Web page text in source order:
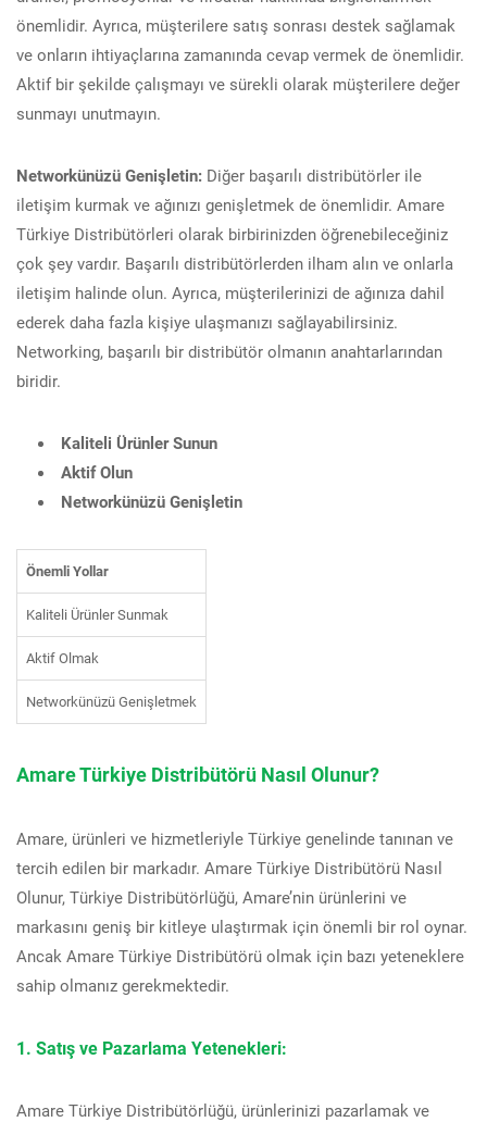
önemlidir. Ayrıca, müşterilere satış sonrası destek sağlamak
ve onların ihtiyaçlarına zamanında cevap vermek de önemlidir.
Aktif bir şekilde çalışmayı ve sürekli olarak müşterilere değer
sunmayı unutmayın.
Networkünüzü Genişletin: Diğer başarılı distribütörler ile
iletişim kurmak ve ağınızı genişletmek de önemlidir. Amare
Türkiye Distribütörleri olarak birbirinizden öğrenebileceğiniz
çok şey vardır. Başarılı distribütörlerden ilham alın ve onlarla
iletişim halinde olun. Ayrıca, müşterilerinizi de ağınıza dahil
ederek daha fazla kişiye ulaşmanızı sağlayabilirsiniz.
Networking, başarılı bir distribütör olmanın anahtarlarından
biridir.
Kaliteli Ürünler Sunun
Aktif Olun
Networkünüzü Genişletin
Önemli Yollar
Kaliteli Ürünler Sunmak
Aktif Olmak
Networkünüzü Genişletmek
Amare Türkiye Distribütörü Nasıl Olunur?
Amare, ürünleri ve hizmetleriyle Türkiye genelinde tanınan ve
tercih edilen bir markadır. Amare Türkiye Distribütörü Nasıl
Olunur, Türkiye Distribütörlüğü, Amare’nin ürünlerini ve
markasını geniş bir kitleye ulaştırmak için önemli bir rol oynar.
Ancak Amare Türkiye Distribütörü olmak için bazı yeteneklere
sahip olmanız gerekmektedir.
1. Satış ve Pazarlama Yetenekleri:
Amare Türkiye Distribütörlüğü, ürünlerinizi pazarlamak ve